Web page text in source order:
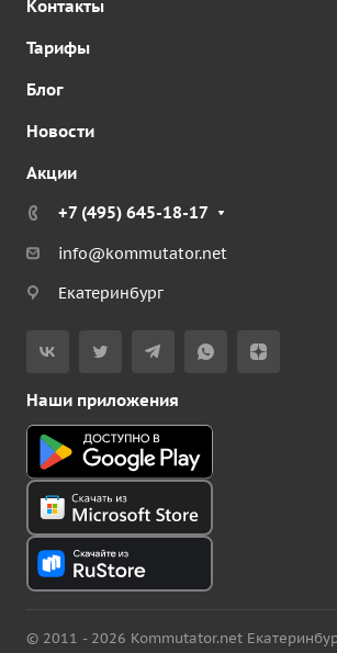
Контакты
Тарифы
Блог
Новости
Акции
+7 (495) 645-18-17
info@kommutator.net
Екатеринбург
Наши приложения
© 2011 - 2026 Kommutator.net